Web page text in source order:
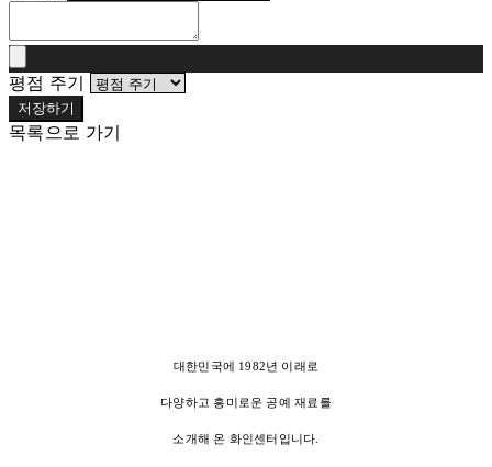
평점 주기
저장하기
목록으로 가기
대한민국에 1982년 이래로
다양하고 흥미로운 공예 재료를
소개해 온 화인센터입니다.